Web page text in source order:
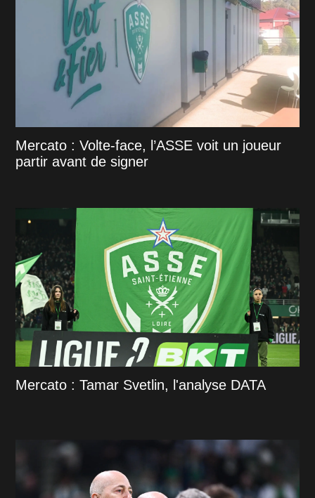
Mercato : Volte-face, l’ASSE voit un joueur
partir avant de signer
Mercato : Tamar Svetlin, l'analyse DATA